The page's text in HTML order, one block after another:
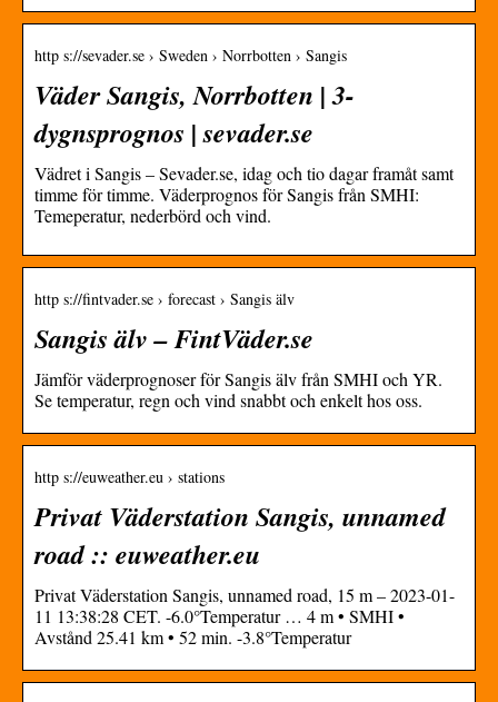
http s://sevader.se › Sweden › Norrbotten › Sangis
Väder Sangis, Norrbotten | 3-
dygnsprognos | sevader.se
Vädret i Sangis – Sevader.se, idag och tio dagar framåt samt
timme för timme. Väderprognos för Sangis från SMHI:
Temeperatur, nederbörd och vind.
http s://fintvader.se › forecast › Sangis älv
Sangis älv – FintVäder.se
Jämför väderprognoser för Sangis älv från SMHI och YR.
Se temperatur, regn och vind snabbt och enkelt hos oss.
http s://euweather.eu › stations
Privat Väderstation Sangis, unnamed
road :: euweather.eu
Privat Väderstation Sangis, unnamed road, 15 m – 2023-01-
11 13:38:28 CET. -6.0°Temperatur … 4 m • SMHI •
Avstånd 25.41 km • 52 min. -3.8°Temperatur